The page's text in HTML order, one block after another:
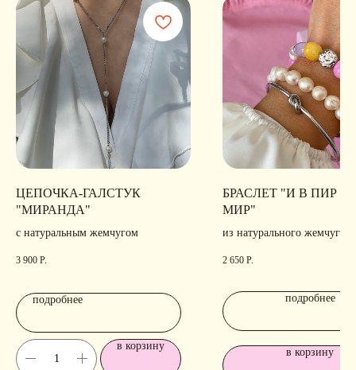
ЦЕПОЧКА-ГАЛСТУК
"МИРАНДА"
с натуральным жемчугом
3 900 Р.
подробнее
в корзину
БРАСЛЕТ "И В ПИР И
МИР"
из натурального жемчуга
2 650 Р.
подробнее
в корзину
Digital-Step
ОГРН 324547600025580